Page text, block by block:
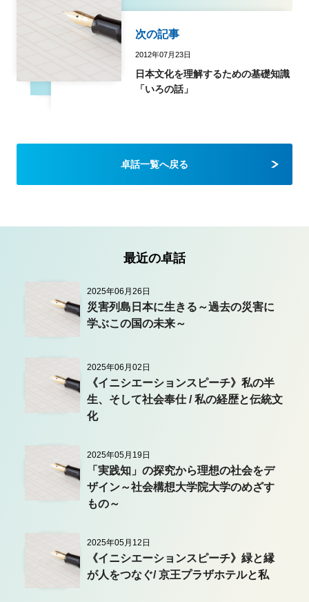
次の記事
2012年07月23日
日本文化を理解するための基礎知識
「いろの話」
卓話一覧へ戻る
最近の卓話
2025年06月26日
災害列島日本に生きる～過去の災害に
学ぶこの国の未来～
2025年06月02日
《イニシエーションスピーチ》私の半
生、そして社会奉仕 / 私の経歴と伝統文
化
2025年05月19日
「実践知」の探究から理想の社会をデ
ザイン～社会構想大学院大学のめざす
もの～
2025年05月12日
《イニシエーションスピーチ》緑と縁
が人をつなぐ/ 京王プラザホテルと私